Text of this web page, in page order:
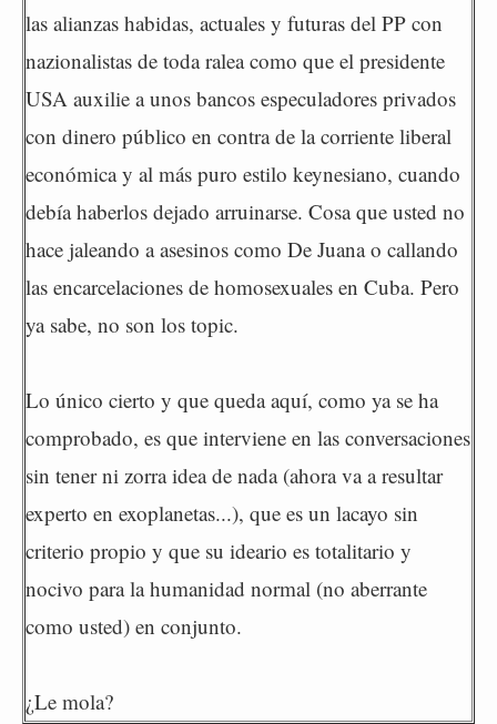
las alianzas habidas, actuales y futuras del PP con
nazionalistas de toda ralea como que el presidente
USA auxilie a unos bancos especuladores privados
con dinero público en contra de la corriente liberal
económica y al más puro estilo keynesiano, cuando
debía haberlos dejado arruinarse. Cosa que usted no
hace jaleando a asesinos como De Juana o callando
las encarcelaciones de homosexuales en Cuba. Pero
ya sabe, no son los topic.
Lo único cierto y que queda aquí, como ya se ha
comprobado, es que interviene en las conversaciones
sin tener ni zorra idea de nada (ahora va a resultar
experto en exoplanetas...), que es un lacayo sin
criterio propio y que su ideario es totalitario y
nocivo para la humanidad normal (no aberrante
como usted) en conjunto.
¿Le mola?